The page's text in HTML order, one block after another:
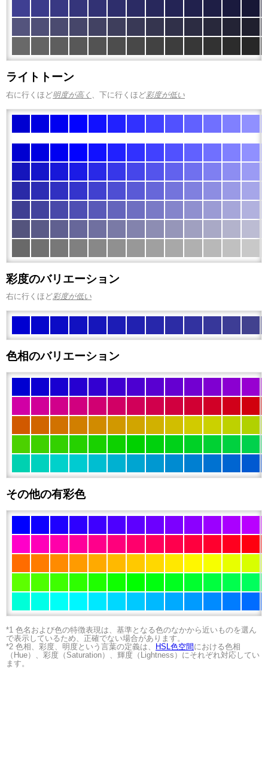
ライトトーン
右に行くほど明度が高く 、下に行くほど彩度が低い
彩度のバリエーション
右に行くほど彩度が低い
色相のバリエーション
その他の有彩色
*1 色名および色の特徴表現は、基準となる色のなかから近いものを選ん
で表示しているため、正確でない場合があります。
*2 色相、彩度、明度という言葉の定義は、
HSL色空間 における色相
（Hue）、彩度（Saturation）、輝度（Lightness）にそれぞれ対応してい
ます。